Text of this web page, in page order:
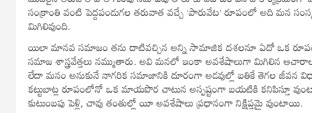
సంక్రాంతి వంటి పెద్దపండుగల తరువాత వచ్చే ‘పారువేట’ రూపంలో అది మన
మిగిలివుంది.
యిలా మానవ సమాజం తను దాటివచ్చిన అన్ని సామాజిక దశలనూ ఏదో ఒక రూపంలో
సమాజ శాస్త్రవేత్తలు నమ్ముతారు. అవి మనలో ఇంకా అవశేషాలుగా మిగిలిన
లేదా మనం అనుకునే నాగరిక సమాజానికి దూరంగా అడవుల్లో బతికే తెగల జీవన
కట్టుబాట్ల రూపంలోనో ఒక మాయపొర చాటున అస్పష్టంగా బయటికి కనిపిస్తూ
కుటుంబపు పెళ్లి, చావు తంతుల్లో యీ అవశేషాలు ప్రధానంగా నిక్షిప్తమై వుంటాయి.